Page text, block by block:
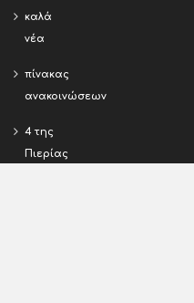
καλά
νέα
πίνακας
ανακοινώσεων
4 της
Πιερίας